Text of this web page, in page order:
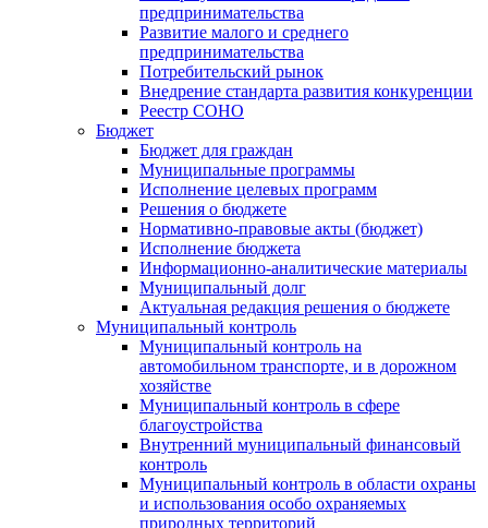
предпринимательства
Развитие малого и среднего
предпринимательства
Потребительский рынок
Внедрение стандарта развития конкуренции
Реестр СОНО
Бюджет
Бюджет для граждан
Муниципальные программы
Исполнение целевых программ
Решения о бюджете
Нормативно-правовые акты (бюджет)
Исполнение бюджета
Информационно-аналитические материалы
Муниципальный долг
Актуальная редакция решения о бюджете
Муниципальный контроль
Муниципальный контроль на
автомобильном транспорте, и в дорожном
хозяйстве
Муниципальный контроль в сфере
благоустройства
Внутренний муниципальный финансовый
контроль
Муниципальный контроль в области охраны
и использования особо охраняемых
природных территорий